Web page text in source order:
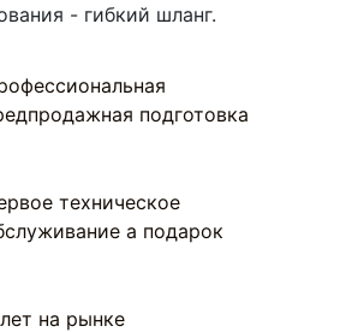
- гибкий шланг.
подготовка
техническое
а подарок
на рынке